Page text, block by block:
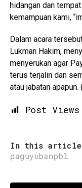
hidangan dan
kemampuan kami,
Dalam acara
Lukman Hakim,
menyerukan agar
terus terjalin dan
atau jabatan apapun.
Post
In this
paguyubanpbl